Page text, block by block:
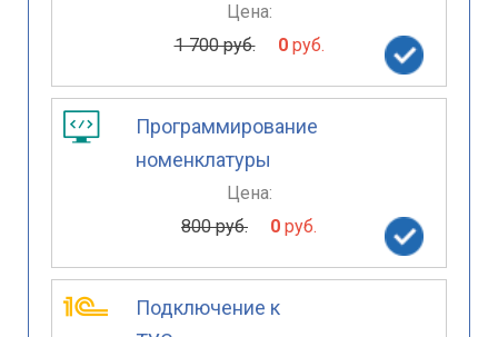
Цена:
1 700 руб.
0руб.
Программирование
номенклатуры
Цена:
800 руб.
0 руб.
Подключение к